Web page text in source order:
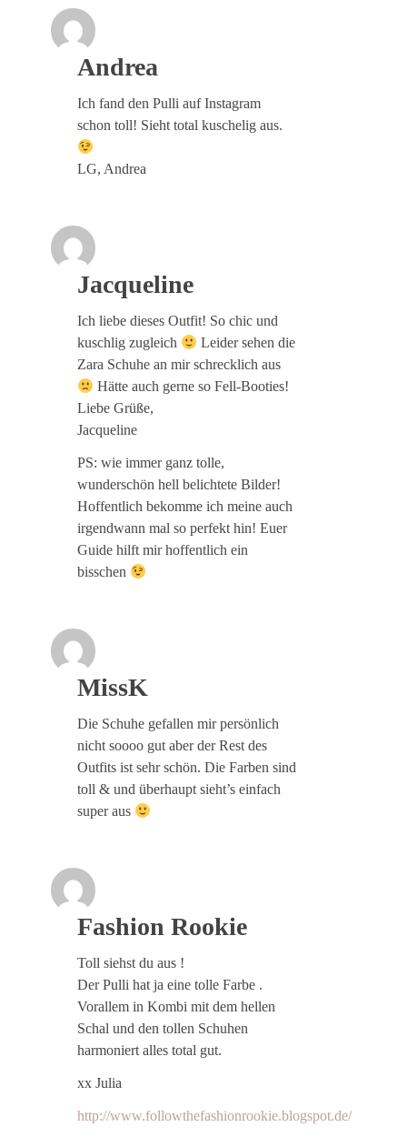
Andrea
Ich fand den Pulli auf Instagram
schon toll! Sieht total kuschelig aus.
LG, Andrea
Jacqueline
Ich liebe dieses Outfit! So chic und
kuschlig zugleich
Leider sehen die
Zara Schuhe an mir schrecklich aus
Hätte auch gerne so Fell-Booties!
Liebe Grüße,
Jacqueline
PS: wie immer ganz tolle,
wunderschön hell belichtete Bilder!
Hoffentlich bekomme ich meine auch
irgendwann mal so perfekt hin! Euer
Guide hilft mir hoffentlich ein
bisschen
MissK
Die Schuhe gefallen mir persönlich
nicht soooo gut aber der Rest des
Outfits ist sehr schön. Die Farben sind
toll & und überhaupt sieht’s einfach
super aus
Fashion Rookie
Toll siehst du aus !
Der Pulli hat ja eine tolle Farbe .
Vorallem in Kombi mit dem hellen
Schal und den tollen Schuhen
harmoniert alles total gut.
xx Julia
http://www.followthefashionrookie.blogspot.de/